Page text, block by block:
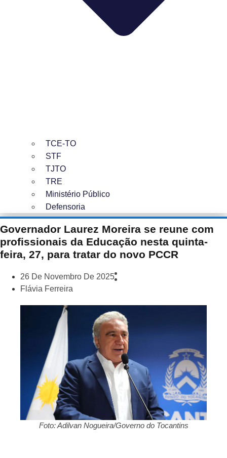
TCE-TO
STF
TJTO
TRE
Ministério Público
Defensoria
Governador Laurez Moreira se reune com
profissionais da Educação nesta quinta-
feira, 27, para tratar do novo PCCR
26 De Novembro De 2025
Flávia Ferreira
Foto: Adilvan Nogueira/Governo do Tocantins